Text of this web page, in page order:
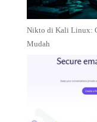
Nikto di Kali Linux:
Mudah